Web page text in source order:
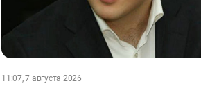
11:07, 7 августа 2026